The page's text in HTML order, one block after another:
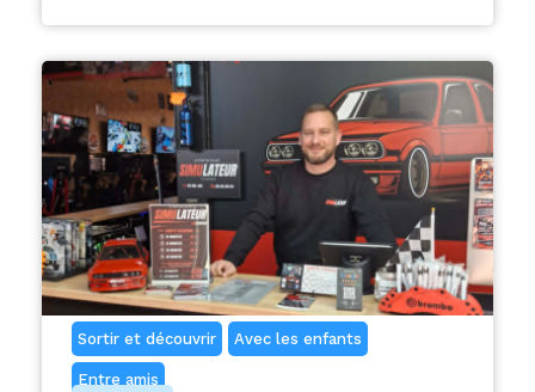
Sortir et découvrir Avec les enfants
Entre amis